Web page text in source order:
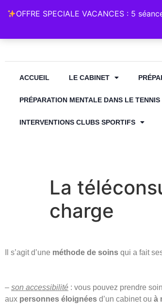
ACCUEIL LE CABINET
PRÉPARATION MENTALE DANS LE TENNIS
INTERVENTIONS CLUBS SPORTIFS
La
charge
Il s’agit d’une méthode de soins qui a fait
– son accessibilité : vous pouvez prendre
aux personnes éloignées d’un cabinet ou à
OFFRE SPECIALE VACANCES : 5